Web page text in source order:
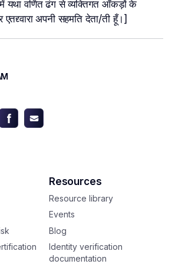
यथा वर्णित ढंग से व्यक्तिगत आँकड़ों के
अपनी सहमति देता/ती हूँ।]
Resources
Resource library
Events
Blog
Identity verification
documentation